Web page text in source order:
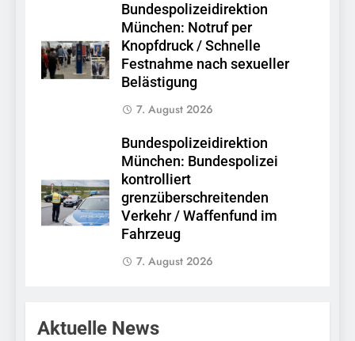
Bundespolizeidirektion
München: Notruf per
Knopfdruck / Schnelle
Festnahme nach sexueller
Belästigung
7. August 2026
Bundespolizeidirektion
München: Bundespolizei
kontrolliert
grenzüberschreitenden
Verkehr / Waffenfund im
Fahrzeug
7. August 2026
Aktuelle News